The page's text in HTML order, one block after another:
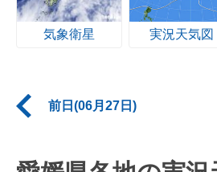
気象衛星 実況天気図
前日(06月27日)